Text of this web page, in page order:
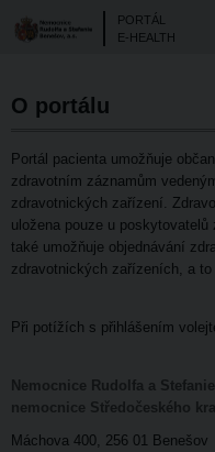
PORTÁL
E-HEALTH
O portálu
Portál pacienta umožňuje
zdravotním záznamům
zdravotnických zařízení.
uložena pouze u
také umožňuje objednávání
zdravotnických zařízeních, a
Při potížích s přihlášením
Nemocnice Rudolfa a
nemocnice Středočeského
Máchova 400, 256 01 Benešov